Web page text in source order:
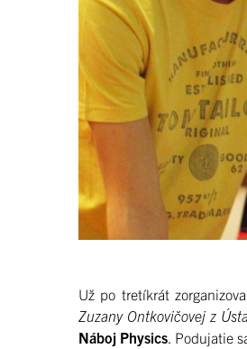
Už po tretíkrát
Zuzany Ontkovičovej z
Náboj Physics. Podujatie